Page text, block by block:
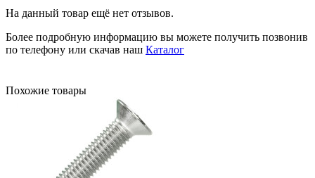
На данный товар ещё нет отзывов.
Более подробную информацию вы можете получить позвонив
по телефону или скачав наш Каталог
Похожие товары